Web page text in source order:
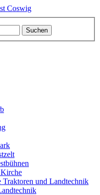
Kirche
Traktoren und Landtechnik